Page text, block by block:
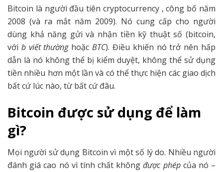
Bitcoin là người đầu tiên cryptocurrency , công bố năm
2008 (và ra mắt năm 2009). Nó cung cấp cho người
dùng khả năng gửi và nhận tiền kỹ thuật số (bitcoin,
với b viết thườnghoặcBTC). Điều khiến nó trở nên hấp
dẫn là nó không thể bị kiểm duyệt, không thể sử dụng
tiền nhiều hơn một lần và có thể thực hiện các giao dịch
bất cứ lúc nào, từ bất cứ đâu.
Bitcoin được sử dụng để làm
gì?
Mọi người sử dụng Bitcoin vì một số lý do. Nhiều người
đánh giá cao nó vì tính chất khôngđược phépcủa nó –